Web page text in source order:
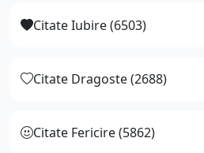
Citate Iubire (6503)
Citate Dragoste (2688)
Citate Fericire (5862)